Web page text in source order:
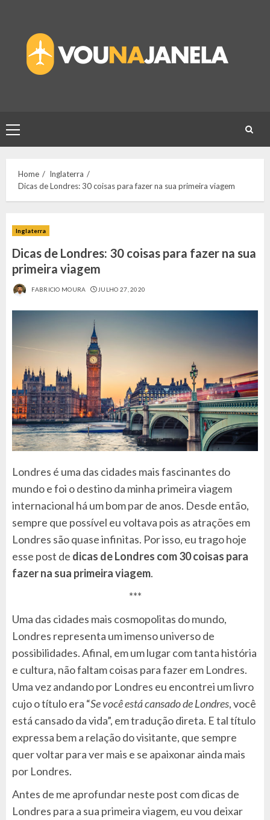
content
Primary
Menu
Home
Inglaterra
Dicas de Londres: 30 coisas para fazer na sua primeira viagem
Inglaterra
Dicas de Londres: 30 coisas para fazer na sua
primeira viagem
FABRICIO MOURA JULHO 27, 2020
Londres é uma das cidades mais fascinantes do
mundo e foi o destino da minha primeira viagem
internacional há um bom par de anos. Desde então,
sempre que possível eu voltava pois as atrações em
Londres são quase infinitas. Por isso, eu trago hoje
esse post de dicas de Londres com 30 coisas para
fazer na sua primeira viagem.
***
Uma das cidades mais cosmopolitas do mundo,
Londres representa um imenso universo de
possibilidades. Afinal, em um lugar com tanta história
e cultura, não faltam coisas para fazer em Londres.
Uma vez andando por Londres eu encontrei um livro
cujo o título era “Se você está cansado de Londres, você
está cansado da vida”, em tradução direta. E tal título
expressa bem a relação do visitante, que sempre
quer voltar para ver mais e se apaixonar ainda mais
por Londres.
Antes de me aprofundar neste post com dicas de
Londres para a sua primeira viagem, eu vou deixar